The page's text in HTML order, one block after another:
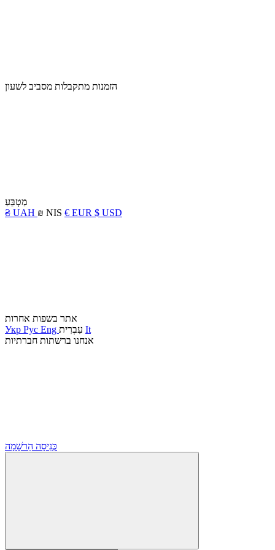
הזמנות מתקבלות מסביב לשעון
מַטְבֵּעַ
₴ UAH ₪ NIS € EUR $ USD
אתר בשפות אחרות
Укр Рус Eng
It
אנחנו ברשתות חברתיות
כְּנִיסָה הַרשָׁמָה